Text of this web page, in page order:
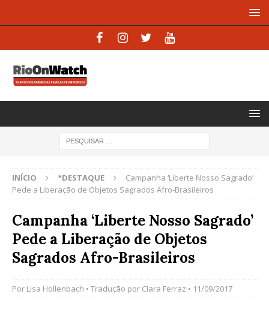
INÍCIO *DESTAQUE
Campanha ‘Liberte Nosso Sagrado’
Pede a Liberação de Objetos Sagrados Afro-Brasileiros
Campanha ‘Liberte Nosso Sagrado’
Pede a Liberação de Objetos
Sagrados Afro-Brasileiros
Por Lisa Hollenbach • Tradução por Clara Ferraz • 11/09/2017